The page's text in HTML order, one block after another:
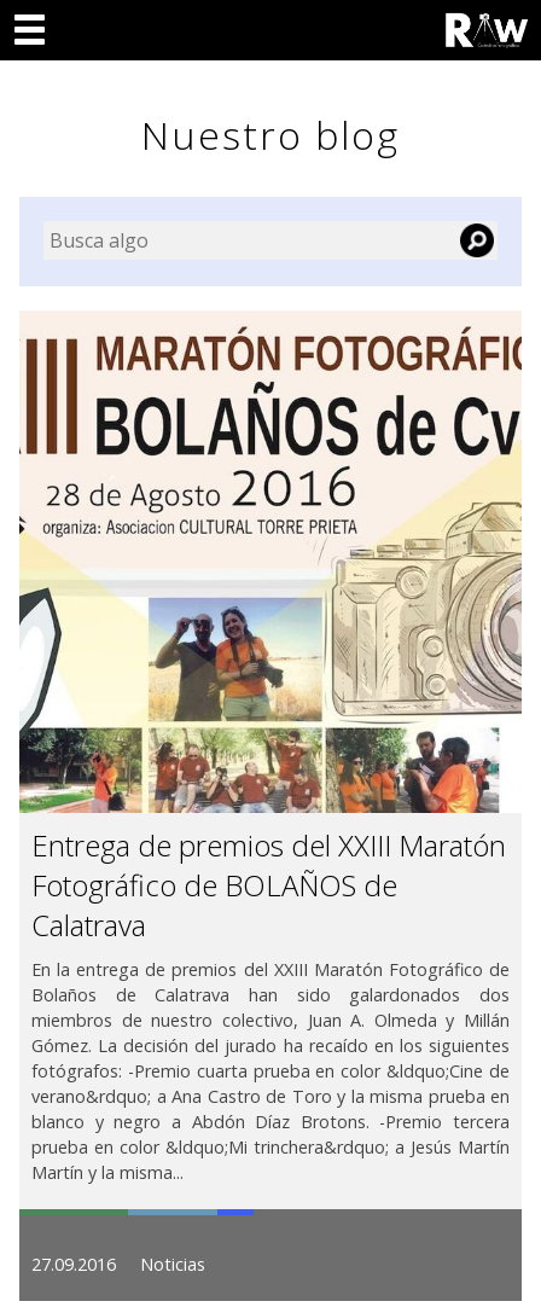
Nuestro blog
Entrega de premios del XXIII Maratón
Fotográfico de BOLAÑOS de
Calatrava
En la entrega de premios del XXIII Maratón Fotográfico de
Bolaños de Calatrava han sido galardonados dos
miembros de nuestro colectivo, Juan A. Olmeda y Millán
Gómez. La decisión del jurado ha recaído en los siguientes
fotógrafos: -Premio cuarta prueba en color &ldquo;Cine de
verano&rdquo; a Ana Castro de Toro y la misma prueba en
blanco y negro a Abdón Díaz Brotons. -Premio tercera
prueba en color &ldquo;Mi trinchera&rdquo; a Jesús Martín
Martín y la misma...
27.09.2016 Noticias